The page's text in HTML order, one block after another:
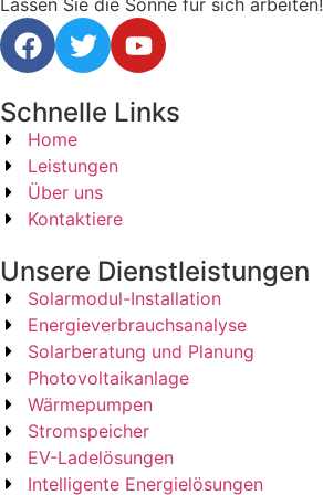
Lassen Sie die Sonne für sich arbeiten!
Schnelle Links
Home
Leistungen
Über uns
Kontaktiere
Unsere Dienstleistungen
Solarmodul-Installation
Energieverbrauchsanalyse
Solarberatung und Planung
Photovoltaikanlage
Wärmepumpen
Stromspeicher
EV-Ladelösungen
Intelligente Energielösungen